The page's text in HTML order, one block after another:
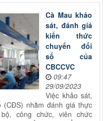
Cà Mau khảo
sát, đánh giá
kiến thức
chuyển đổi
số của
CBCCVC
09:47
29/09/2023
Việc khảo sát,
(CĐS) nhằm đánh giá thực
công chức, viên chức